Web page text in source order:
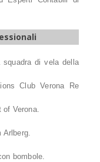
squadra di vela della
Club Verona Re
of Verona.
Arlberg.
bombole.